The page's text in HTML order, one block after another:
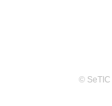
© SeTIC